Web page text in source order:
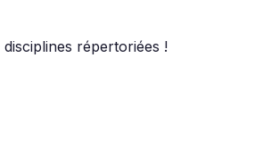
disciplines répertoriées !